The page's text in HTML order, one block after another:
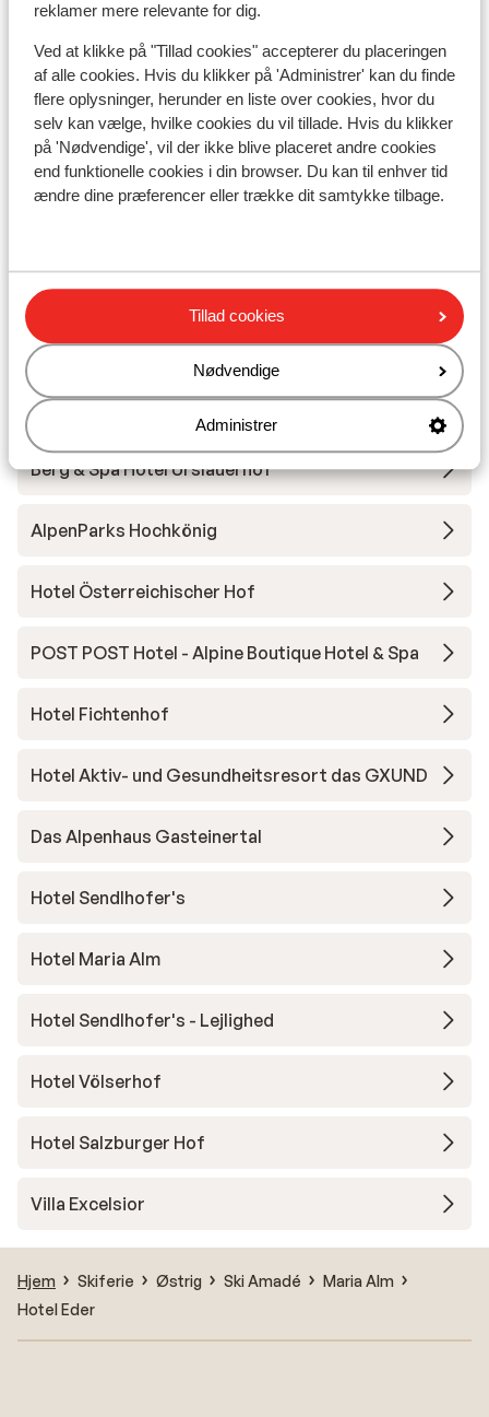
reklamer mere relevante for dig.
Ved at klikke på "Tillad cookies" accepterer du placeringen
af alle cookies. Hvis du klikker på 'Administrer' kan du finde
flere oplysninger, herunder en liste over cookies, hvor du
selv kan vælge, hvilke cookies du vil tillade. Hvis du klikker
på 'Nødvendige', vil der ikke blive placeret andre cookies
end funktionelle cookies i din browser. Du kan til enhver tid
ændre dine præferencer eller trække dit samtykke tilbage.
Tillad cookies
Nødvendige
Administrer
Liftkort/skileje/undervisning
Liftkort
Undervisning
Andre overnatningssteder i Ski Amadé
More Mountain Suites
A-ROSA Collection Straubinger Grand Hotel
Berg & Spa Hotel Urslauerhof
AlpenParks Hochkönig
Hotel Österreichischer Hof
POST POST Hotel - Alpine Boutique Hotel & Spa
Hotel Fichtenhof
Hotel Aktiv- und Gesundheitsresort das GXUND
Das Alpenhaus Gasteinertal
Hotel Sendlhofer's
Hotel Maria Alm
Hotel Sendlhofer's - Lejlighed
Hotel Völserhof
Hotel Salzburger Hof
Villa Excelsior
Hjem Skiferie Østrig Ski Amadé
Maria Alm
Hotel Eder